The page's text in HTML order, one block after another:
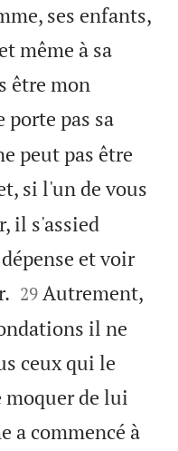
ses enfants,
même à sa
être mon
porte pas sa
peut pas être
si l'un de vous
il s'assied
et voir


29 Autrement,
il ne
ceux qui le
moquer de lui
a commencé à